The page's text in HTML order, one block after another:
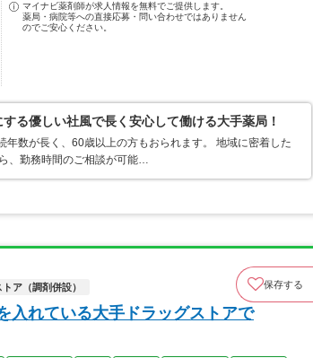
マイナビ薬剤師が求人情報を無料でご提供します。
薬局・病院等への直接応募・問い合わせではありません
のでご安心ください。
る優しい社風で長く安心して働ける大手薬局！
数が長く、60歳以上の方もおられます。 地域に密着した
、勤務時間のご相談が可能…
トア（調剤併設） 保存する
入れている大手ドラッグストアで